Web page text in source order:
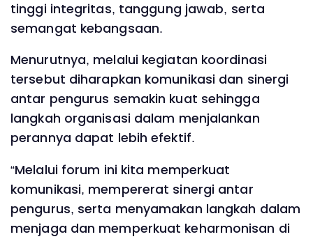
tinggi integritas, tanggung jawab, serta
semangat kebangsaan.
Menurutnya, melalui kegiatan koordinasi
tersebut diharapkan komunikasi dan sinergi
antar pengurus semakin kuat sehingga
langkah organisasi dalam menjalankan
perannya dapat lebih efektif.
“Melalui forum ini kita memperkuat
komunikasi, mempererat sinergi antar
pengurus, serta menyamakan langkah dalam
menjaga dan memperkuat keharmonisan di